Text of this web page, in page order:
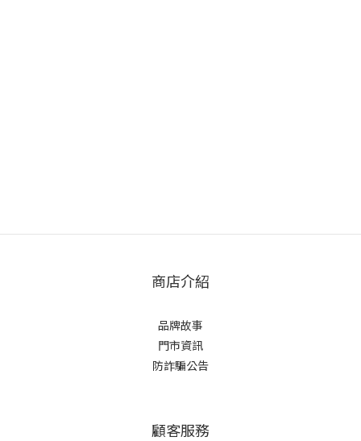
商店介紹
品牌故事
門市資訊
防詐騙公告
顧客服務